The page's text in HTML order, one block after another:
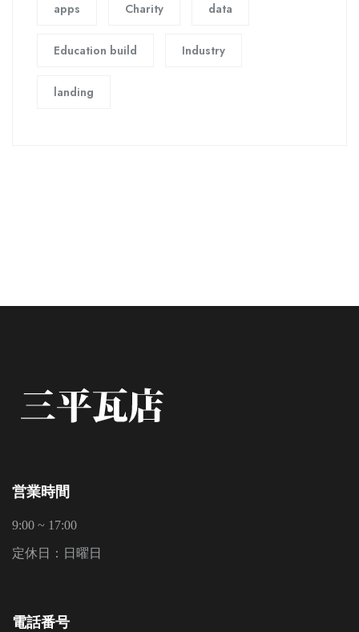
apps Charity data
Education build Industry
landing
営業時間
9:00 ~ 17:00
定休日：日曜日
電話番号